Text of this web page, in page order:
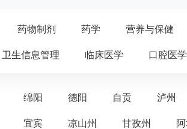
药物制剂 药学 营养与保健
卫生信息管理 临床医学 口腔医学
绵阳 德阳 自贡 泸州
宜宾 凉山州 甘孜州